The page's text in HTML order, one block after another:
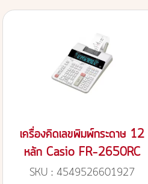
เครื่องคิดเลขพิมพ์กระดาษ 12
หลัก Casio FR-2650RC
SKU : 4549526601927